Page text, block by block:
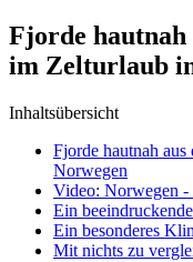
Fjorde hautnah
im Zelturlaub
Inhaltsübersicht
Fjorde hautnah
Norwegen
Video: Norwegen -
Ein
Ein besonderes
Mit nichts zu